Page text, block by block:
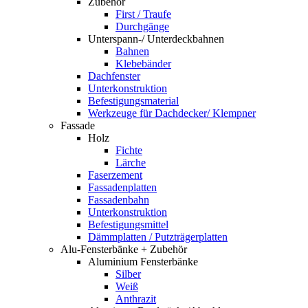
First / Traufe
Durchgänge
Unterspann-/ Unterdeckbahnen
Bahnen
Klebebänder
Dachfenster
Unterkonstruktion
Befestigungsmaterial
Werkzeuge für Dachdecker/ Klempner
Fassade
Holz
Fichte
Lärche
Faserzement
Fassadenplatten
Fassadenbahn
Unterkonstruktion
Befestigungsmittel
Dämmplatten / Putzträgerplatten
Alu-Fensterbänke + Zubehör
Aluminium Fensterbänke
Silber
Weiß
Anthrazit